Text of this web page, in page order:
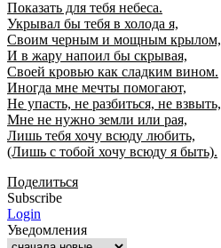
Показать для тебя небеса.
Укрывал бы тебя в холода я,
Своим черным и мощным крылом,
И в жару напоил бы скрывая,
Своей кровью как сладким вином.
Иногда мне мечты помогают,
Не упасть, не разбиться, не взвыть,
Мне не нужно земли или рая,
Лишь тебя хочу всюду любить,
(Лишь с тобой хочу всюду я быть).
Поделиться
Subscribe
Login
Уведомления